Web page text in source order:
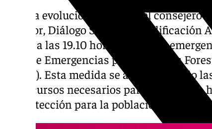
Ante la evolución del fuego, el consejero
Interior, Diálogo Social y Simplificación
activó a las 19.10 horas la fase de
Plan de Emergencias por Incendios
Infoca). Esta medida se adopta cuando
los recursos necesarios para
de protección para la población.